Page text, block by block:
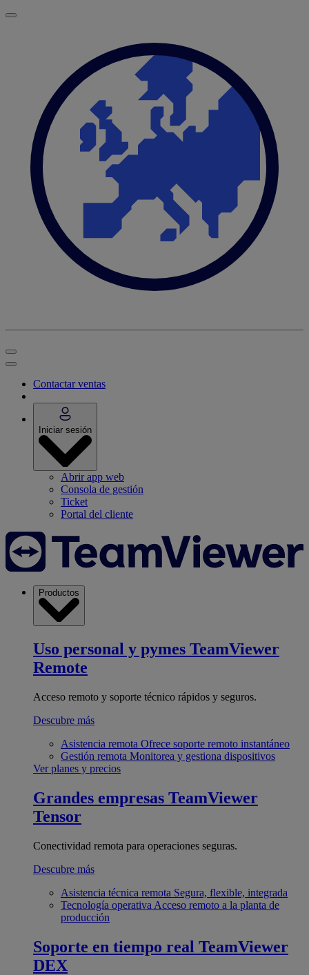
Contactar ventas
Iniciar sesión
Abrir app web
Consola de gestión
Ticket
Portal del cliente
Productos
Uso personal y pymes TeamViewer
Remote
Acceso remoto y soporte técnico rápidos y seguros.
Descubre más
Asistencia remota Ofrece soporte remoto instantáneo
Gestión remota Monitorea y gestiona dispositivos
Ver planes y precios
Grandes empresas TeamViewer
Tensor
Conectividad remota para operaciones seguras.
Descubre más
Asistencia técnica remota Segura, flexible, integrada
Tecnología operativa Acceso remoto a la planta de
producción
Soporte en tiempo real TeamViewer
DEX